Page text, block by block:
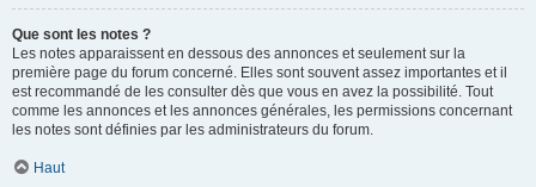
Que sont les notes ?
Les notes apparaissent en dessous des annonces et seulement sur la
première page du forum concerné. Elles sont souvent assez importantes et il
est recommandé de les consulter dès que vous en avez la possibilité. Tout
comme les annonces et les annonces générales, les permissions concernant
les notes sont définies par les administrateurs du forum.
Haut